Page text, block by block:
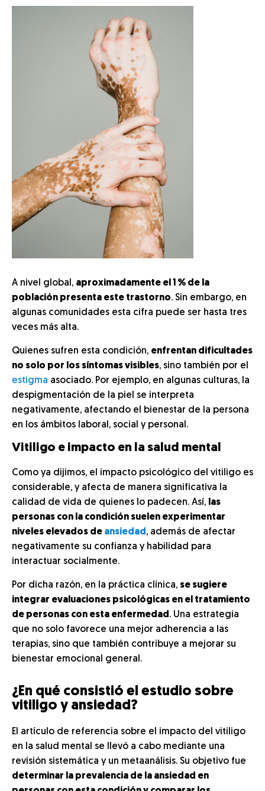
A nivel global, aproximadamente el 1 % de la
población presenta este trastorno. Sin embargo, en
algunas comunidades esta cifra puede ser hasta tres
veces más alta.
Quienes sufren esta condición, enfrentan dificultades
no solo por los síntomas visibles, sino también por el
estigma asociado. Por ejemplo, en algunas culturas, la
despigmentación de la piel se interpreta
negativamente, afectando el bienestar de la persona
en los ámbitos laboral, social y personal.
Vitiligo e impacto en la salud mental
Como ya dijimos, el impacto psicológico del vitiligo es
considerable, y afecta de manera significativa la
calidad de vida de quienes lo padecen. Así, las
personas con la condición suelen experimentar
niveles elevados de ansiedad , además de afectar
negativamente su confianza y habilidad para
interactuar socialmente.
Por dicha razón, en la práctica clínica, se sugiere
integrar evaluaciones psicológicas en el tratamiento
de personas con esta enfermedad . Una estrategia
que no solo favorece una mejor adherencia a las
terapias, sino que también contribuye a mejorar su
bienestar emocional general.
¿En qué consistió el estudio sobre
vitiligo y ansiedad?
El artículo de referencia sobre el impacto del vitiligo
en la salud mental se llevó a cabo mediante una
revisión sistemática y un metaanálisis. Su objetivo fue
determinar la prevalencia de la ansiedad en